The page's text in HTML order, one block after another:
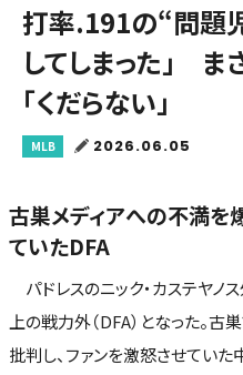
打率.191の“問題
してしまった」
「くだらない」
MLB 2026.06.05
古巣メディアへの不満を
ていたDFA
パドレスのニック・カステヤノ
上の戦力外（DFA）となった。古
批判し、ファンを激怒させてい